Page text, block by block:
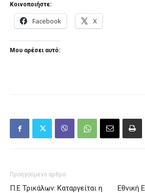
Κοινοποιήστε:
Facebook X
Μου αρέσει αυτό:
Προηγούμενο άρθρο
Π.Ε Τρικάλων: Καταργείται η
Εθνική